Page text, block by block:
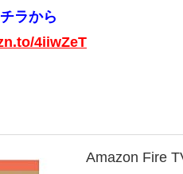
ラから
4iiwZeT
Amazon Fire